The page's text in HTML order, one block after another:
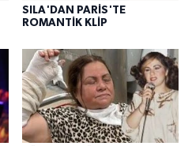
SILA'DAN PARİS'TE
ROMANTİK KLİP